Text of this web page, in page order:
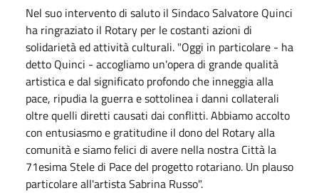
Nel suo intervento di saluto il Sindaco Salvatore Quinci
ha ringraziato il Rotary per le costanti azioni di
solidarietà ed attività culturali. "Oggi in particolare - ha
detto Quinci - accogliamo un'opera di grande qualità
artistica e dal significato profondo che inneggia alla
pace, ripudia la guerra e sottolinea i danni collaterali
oltre quelli diretti causati dai conflitti. Abbiamo accolto
con entusiasmo e gratitudine il dono del Rotary alla
comunità e siamo felici di avere nella nostra Città la
71esima Stele di Pace del progetto rotariano. Un plauso
particolare all'artista Sabrina Russo".